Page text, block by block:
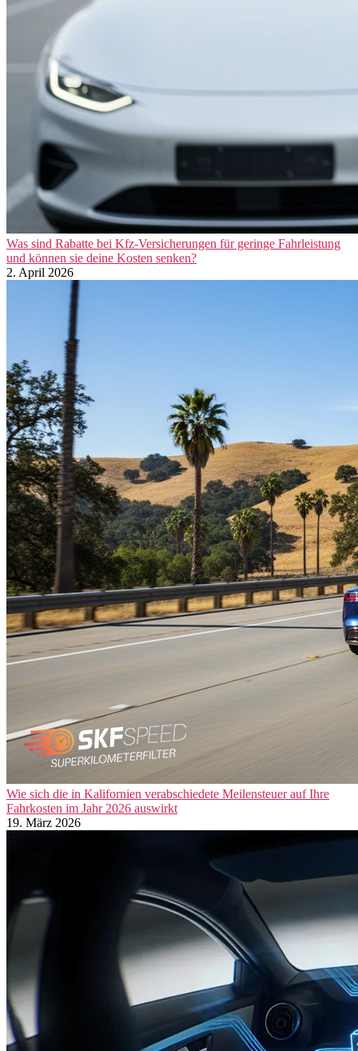
Was sind Rabatte bei Kfz-Versicherungen für geringe Fahrleistung
und können sie deine Kosten senken?
2. April 2026
Wie sich die in Kalifornien verabschiedete Meilensteuer auf Ihre
Fahrkosten im Jahr 2026 auswirkt
19. März 2026